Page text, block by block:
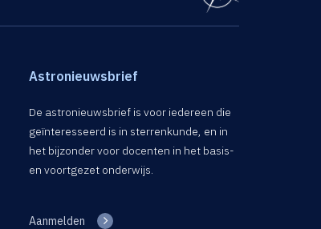
Astronieuwsbrief
De astronieuwsbrief is voor iedereen die
geïnteresseerd is in sterrenkunde, en in
het bijzonder voor docenten in het basis-
en voortgezet onderwijs.
Aanmelden